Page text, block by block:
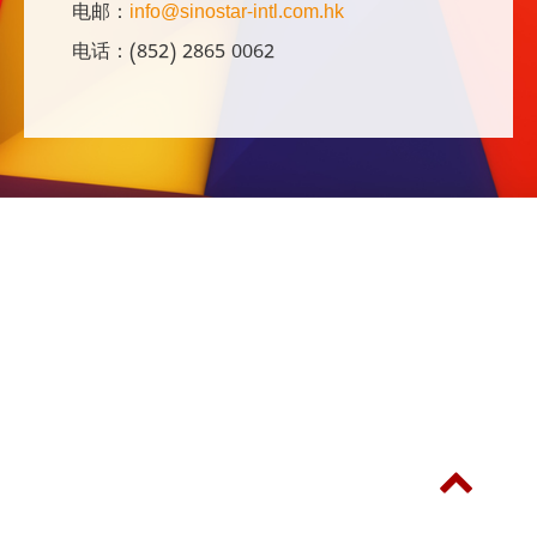
电邮： info@sinostar-intl.com.hk
电话：(852) 2865 0062